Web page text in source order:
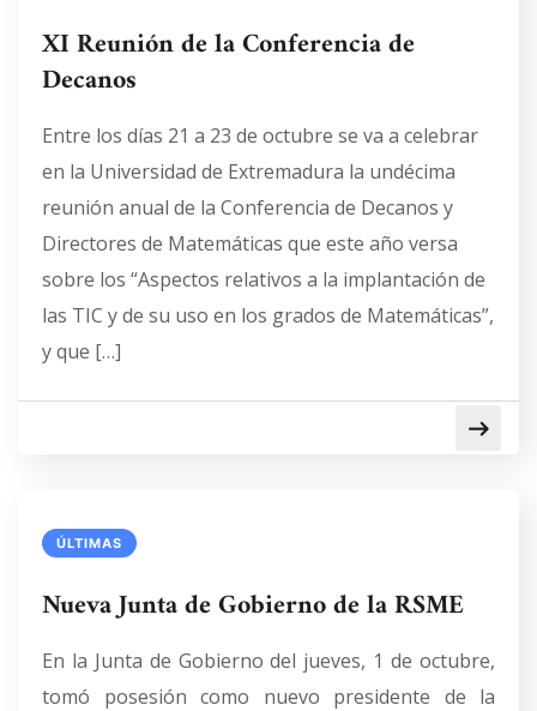
XI Reunión de la Conferencia de
Decanos
Entre los días 21 a 23 de octubre se va a celebrar
en la Universidad de Extremadura la undécima
reunión anual de la Conferencia de Decanos y
Directores de Matemáticas que este año versa
sobre los “Aspectos relativos a la implantación de
las TIC y de su uso en los grados de Matemáticas”,
y que […]
ÚLTIMAS
Nueva Junta de Gobierno de la RSME
En la Junta de Gobierno del jueves, 1 de octubre,
tomó posesión como nuevo presidente de la